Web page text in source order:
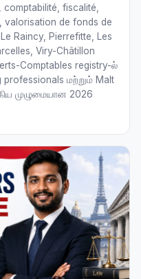
comptabilité, fiscalité,
valorisation de fonds de
Raincy, Pierrefitte, Les
Viry-Châtillon
Comptables registry-ல்
மற்றும் Malt
முழுமையான 2026